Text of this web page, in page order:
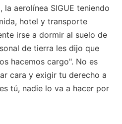
aerolínea SIGUE teniendo
hotel y transporte
irse a dormir al suelo de
de tierra les dijo que
hacemos cargo". No es
cara y exigir tu derecho a
tú, nadie lo va a hacer por